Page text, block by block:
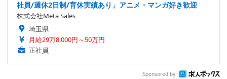
社員/週休2日制/育休実績あり」アニメ・マンガ好き歓迎
株式会社Meta Sales
埼玉県
月給29万8,000円～50万円
正社員
Sponsored by